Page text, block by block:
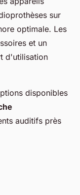
sur
optimale. Les
et un
d'utilisation
disponibles
auditifs près